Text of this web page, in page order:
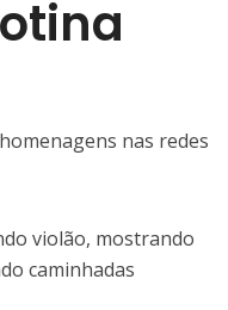
nas redes
violão, mostrando
caminhadas